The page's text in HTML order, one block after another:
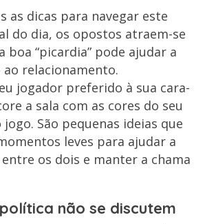
as dicas para navegar este
do dia, os opostos atraem-se
boa “picardia” pode ajudar a
relacionamento.
jogador preferido à sua cara-
a sala com as cores do seu
São pequenas ideias que
leves para ajudar a
os dois e manter a chama
não se discutem